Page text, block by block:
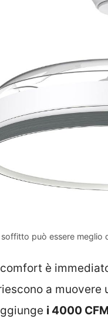
può essere
è
a muovere
i 4000